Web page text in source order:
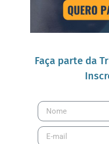
Faça parte da